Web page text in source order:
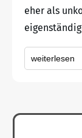
eher als
weiterlesen